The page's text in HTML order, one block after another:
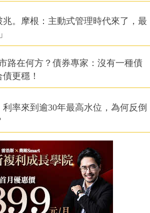
。摩根：主動式管理時代來了，最
路在何方？債券專家：沒有一種債
更穩！
率來到逾30年最高水位，為何反倒